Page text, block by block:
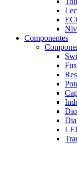
Componentes